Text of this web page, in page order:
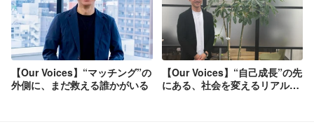
【Our Voices】“マッチング”の
外側に、まだ救える誰かがいる
【Our Voices】“自己成長”の先
にある、社会を変えるリアルな